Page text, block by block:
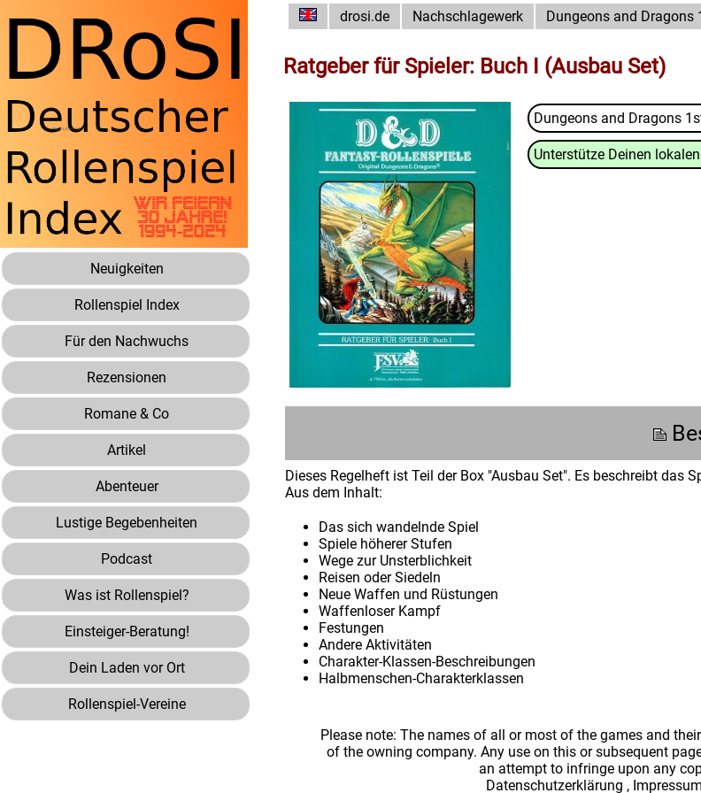
Neuigkeiten
Rollenspiel Index
Für den Nachwuchs
Rezensionen
Romane & Co
Artikel
Abenteuer
Lustige Begebenheiten
Podcast
Was ist Rollenspiel?
Einsteiger-Beratung!
Dein Laden vor Ort
Rollenspiel-Vereine
drosi.de Nachschlagewerk Dungeons and Dragons
Ratgeber für Spieler: Buch I (Ausbau Set)
Dungeons and Dragons
Unterstütze Deinen
Dieses Regelheft ist Teil der Box "Ausbau Set". Es beschreibt das
Aus dem Inhalt:
Das sich wandelnde Spiel
Spiele höherer Stufen
Wege zur Unsterblichkeit
Reisen oder Siedeln
Neue Waffen und Rüstungen
Waffenloser Kampf
Festungen
Andere Aktivitäten
Charakter-Klassen-Beschreibungen
Halbmenschen-Charakterklassen
Please note: The names of all or most of the games and
of the owning company. Any use on this or subsequent
an attempt to infringe upon any
Datenschutzerklärung ,